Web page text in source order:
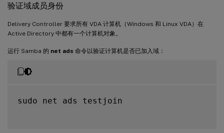
验证域成员身份
Delivery Controller 要求所有 VDA 计算机（Windows 和 Linux VDA）在
Active Directory 中都有一个计算机对象。
运行 Samba 的 net ads 命令以验证计算机是否已加入域：
sudo net ads testjoin